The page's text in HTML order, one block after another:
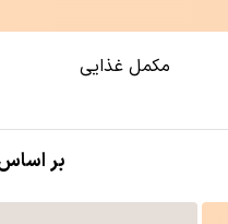
مکمل غذایی
بر